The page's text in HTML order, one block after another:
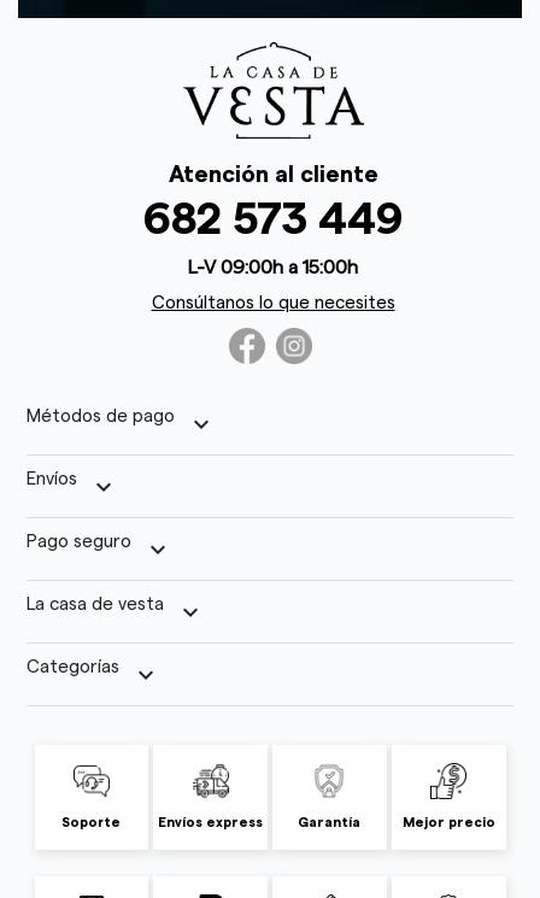
Atención al cliente
682 573 449
L-V 09:00h a 15:00h
Consúltanos lo que necesites
Métodos de pago keyboard_arrow_down
Envíos keyboard_arrow_down
Pago seguro keyboard_arrow_down
La casa de vesta keyboard_arrow_down
Categorías keyboard_arrow_down
Soporte Envíos express Garantía Mejor precio